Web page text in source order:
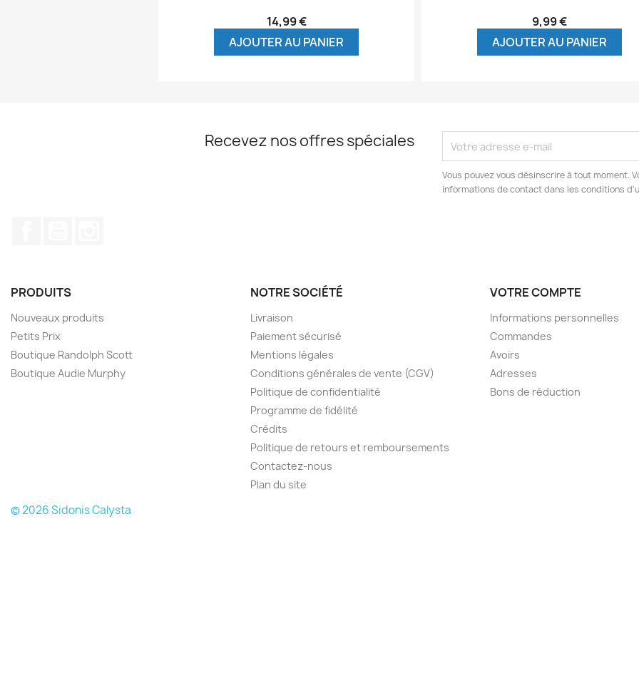
14,99 €
AJOUTER AU PANIER
9,99 €
AJOUTER AU PANIER
Recevez nos offres spéciales
Vous pouvez vous désinscrire à tout moment.
informations de contact dans les conditions
PRODUITS
Nouveaux produits
Petits Prix
Boutique Randolph Scott
Boutique Audie Murphy
NOTRE SOCIÉTÉ
Livraison
Paiement sécurisé
Mentions légales
Conditions générales de vente (CGV)
Politique de confidentialité
Programme de fidélité
Crédits
Politique de retours et remboursements
Contactez-nous
Plan du site
VOTRE COMPTE
Informations personnelles
Commandes
Avoirs
Adresses
Bons de réduction
© 2026 Sidonis Calysta